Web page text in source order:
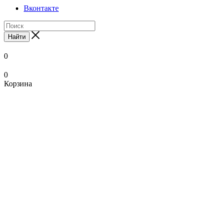
Вконтакте
Найти
0
0
Корзина